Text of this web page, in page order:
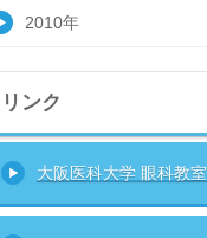
2010年
リンク
大阪医科大学 眼科教室